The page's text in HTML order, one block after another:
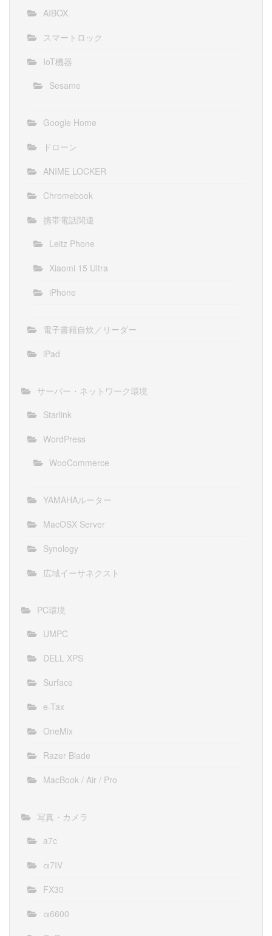
AIBOX
スマートロック
IoT機器
Sesame
Google Home
ドローン
ANIME LOCKER
Chromebook
携帯電話関連
Leitz Phone
Xiaomi 15 Ultra
iPhone
電子書籍自炊／リーダー
iPad
サーバー・ネットワーク環境
Starlink
WordPress
WooCommerce
YAMAHAルーター
MacOSX Server
Synology
広域イーサネクスト
PC環境
UMPC
DELL XPS
Surface
e-Tax
OneMix
Razer Blade
MacBook / Air / Pro
写真・カメラ
a7c
α7IV
FX30
α6600